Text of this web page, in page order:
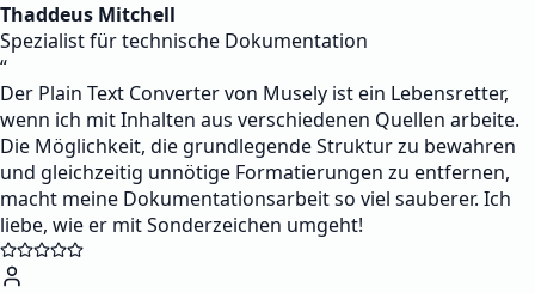
Thaddeus Mitchell
Spezialist für technische Dokumentation
“
Der Plain Text Converter von Musely ist ein Lebensretter,
wenn ich mit Inhalten aus verschiedenen Quellen arbeite.
Die Möglichkeit, die grundlegende Struktur zu bewahren
und gleichzeitig unnötige Formatierungen zu entfernen,
macht meine Dokumentationsarbeit so viel sauberer. Ich
liebe, wie er mit Sonderzeichen umgeht!